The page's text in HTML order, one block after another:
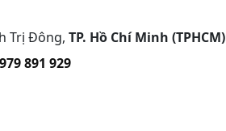
Trị Đông, TP. Hồ Chí Minh (TPHCM)
891 929